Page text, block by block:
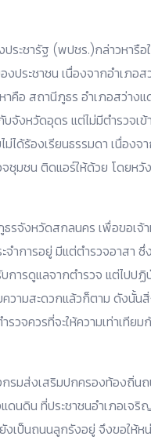
ะชารัฐ (พปชร.)กล่าวหารือ
ประชาชน เนื่องจากอำเภอส
อ สถานีภูธร อำเภอสว่าง
งหวัดอุดร แต่ไม่มีตำรวจเข้
ด้ร้องเรียนธรรมดา เนื่องจา
ชุมชน ติดแอร์ให้ด้วย โดยหวั
จังหวัดสกลนคร เพื่อขอเจ้า
ำการอยู่ มีแต่ตำรวจอาสา ซึ่
การดูแลจากตำรวจ แต่ไปป
วามสะดวกแล้วก็ตาม ดังนั้น
วจควรที่จะให้ความเท่าเทียม
รมส่งเสริมปกครองท้องถิ่น
ดนดิน ที่ประชาชนอำเภอเจริ
งเป็นถนนลูกรังอยู่ จึงขอให้